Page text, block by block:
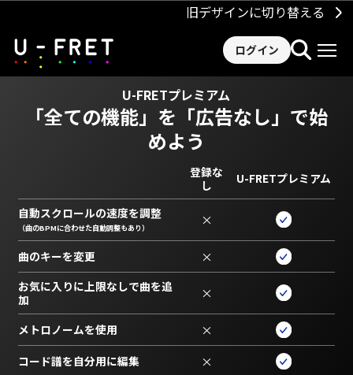
旧デザインに切り替える
ログイン
U-FRETプレミアム
「全ての機能」を 「広告なし」で始
めよう
登録な
し
U-FRETプレミアム
自動スクロールの速度を調整
（曲のBPMに合わせた自動調整もあり） ×
曲のキーを変更 ×
お気に入りに上限なしで曲を追
加
×
メトロノームを使用 ×
コード譜を自分用に編集 ×